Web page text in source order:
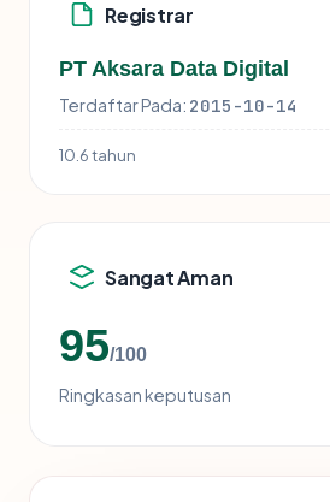
Registrar
PT Aksara Data Digital
Terdaftar Pada: 2015-10-14
10.6 tahun
Sangat Aman
95/100
Ringkasan keputusan